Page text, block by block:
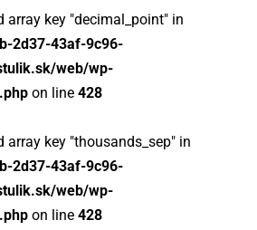
array key "decimal_point" in
2d37-43af-9c96-
web/wp-
on line 428
array key "thousands_sep" in
2d37-43af-9c96-
web/wp-
on line 428